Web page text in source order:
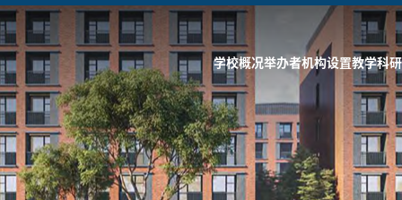
学校概况举办者机构设置教学科研